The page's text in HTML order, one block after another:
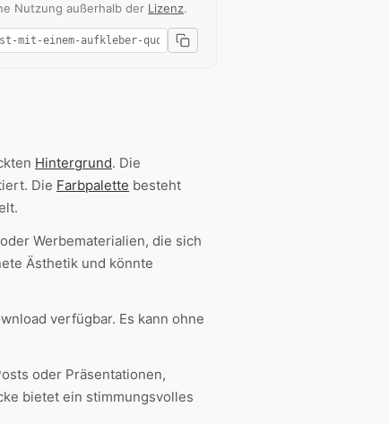
Nutzung außerhalb der Lizenz.
Hintergrund. Die
Die Farbpalette besteht
Werbematerialien, die sich
Ästhetik und könnte
verfügbar. Es kann ohne
oder Präsentationen,
bietet ein stimmungsvolles